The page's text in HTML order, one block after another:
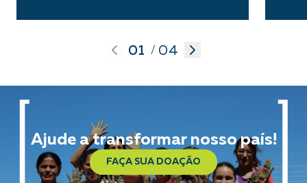
01 / 04
Ajude a transformar nosso país!
FAÇA SUA DOAÇÃO